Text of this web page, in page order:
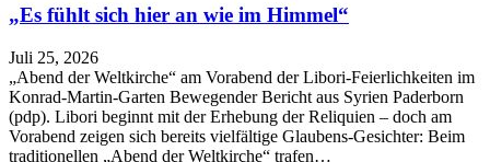
„Es fühlt sich hier an wie im Himmel“
Juli 25, 2026
„Abend der Weltkirche“ am Vorabend der Libori-Feierlichkeiten im
Konrad-Martin-Garten Bewegender Bericht aus Syrien Paderborn
(pdp). Libori beginnt mit der Erhebung der Reliquien – doch am
Vorabend zeigen sich bereits vielfältige Glaubens-Gesichter: Beim
traditionellen „Abend der Weltkirche“ trafen…